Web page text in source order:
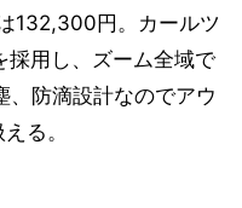
132,300円。カールツ
採用し、ズーム全域で
、防滴設計なのでアウ
る。